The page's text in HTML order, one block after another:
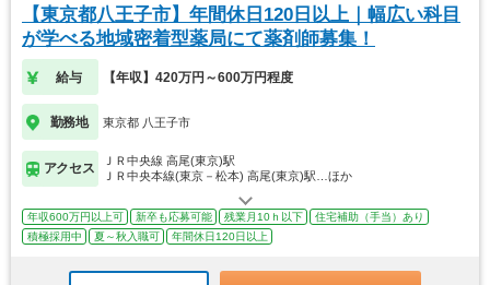
【東京都八王子市】年間休日120日以上｜幅広い科目
が学べる地域密着型薬局にて薬剤師募集！
給与 【年収】420万円～600万円程度
勤務地 東京都 八王子市
アクセス
ＪＲ中央線 高尾(東京)駅
ＪＲ中央本線(東京－松本) 高尾(東京)駅…ほか
年収600万円以上可 新卒も応募可能 残業月10ｈ以下
住宅補助（手当）あり
積極採用中
夏～秋入職可 年間休日120日以上